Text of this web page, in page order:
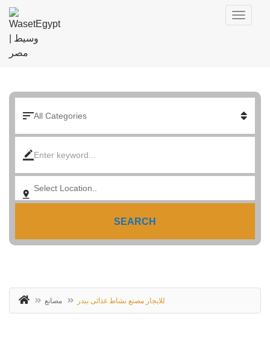
SEARCH
مصانع للايجار مصنع نشاط غذائى ببدر